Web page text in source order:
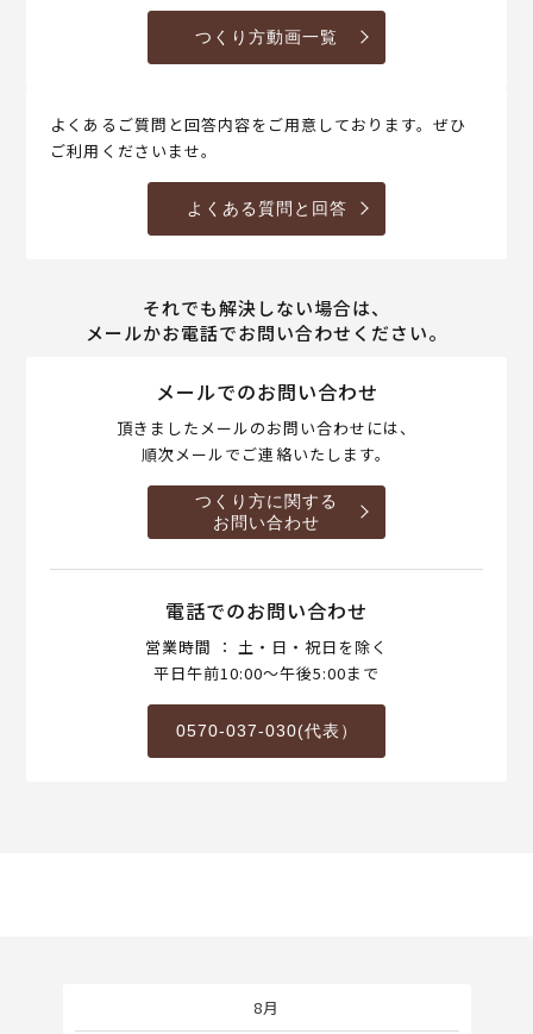
つくり方動画一覧
よくあるご質問と回答内容をご用意しております。ぜひ
ご利用くださいませ。
よくある質問と回答
それでも解決しない場合は、
メールかお電話でお問い合わせください。
メールでのお問い合わせ
頂きましたメールのお問い合わせには、
順次メールでご連絡いたします。
つくり方に関する
お問い合わせ
電話でのお問い合わせ
営業時間 ： 土・日・祝日を除く
平日午前10:00～午後5:00まで
0570-037-030(代表）
8月